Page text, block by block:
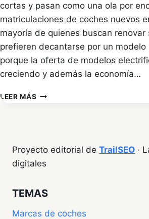
cortas y pasan como una ola por
matriculaciones de coches nuevos
mayoría de quienes buscan renovar
prefieren decantarse por un
porque la oferta de modelos
creciendo y además la economía…
LEER MÁS COCHES
Y
PARA
BIEN
Proyecto editorial de TrailSEO ·
digitales
TEMAS
Marcas de coches